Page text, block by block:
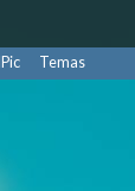
Temas